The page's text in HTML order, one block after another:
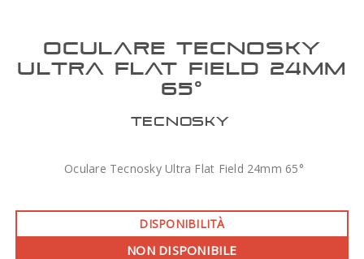
OCULARE TECNOSKY
ULTRA FLAT FIELD 24MM
65°
TECNOSKY
Oculare Tecnosky Ultra Flat Field 24mm 65°
DISPONIBILITÀ
NON DISPONIBILE